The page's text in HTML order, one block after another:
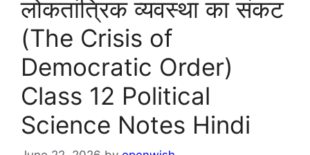
लोकतांत्रिक व्यवस्था का संकट
(The Crisis of
Democratic Order)
Class 12 Political
Science Notes Hindi